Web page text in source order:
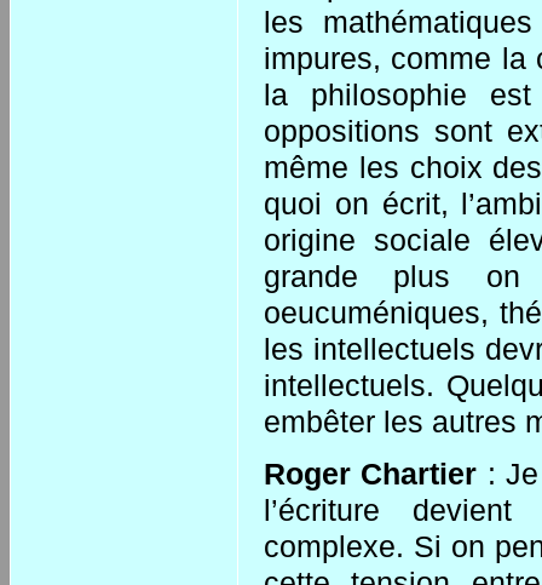
les
impures, comme la
la philosophie
oppositions sont
même les choix
quoi on écrit,
origine sociale
grande plus on
oeucuméniques,
les intellectuels
intellectuels.
embêter les autres
Roger Chartier :
l’écriture devient
complexe. Si on